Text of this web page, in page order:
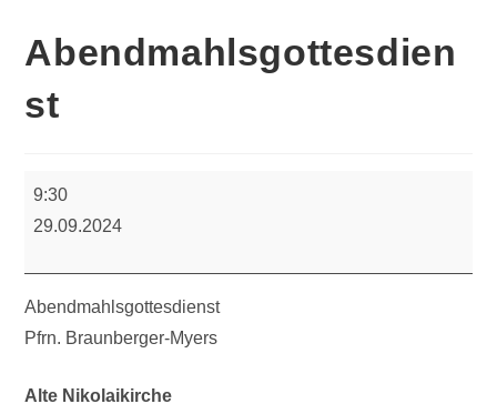
Abendmahlsgottesdien
st
9:30
29.09.2024
Abendmahlsgottesdienst
Pfrn. Braunberger-Myers
Alte Nikolaikirche